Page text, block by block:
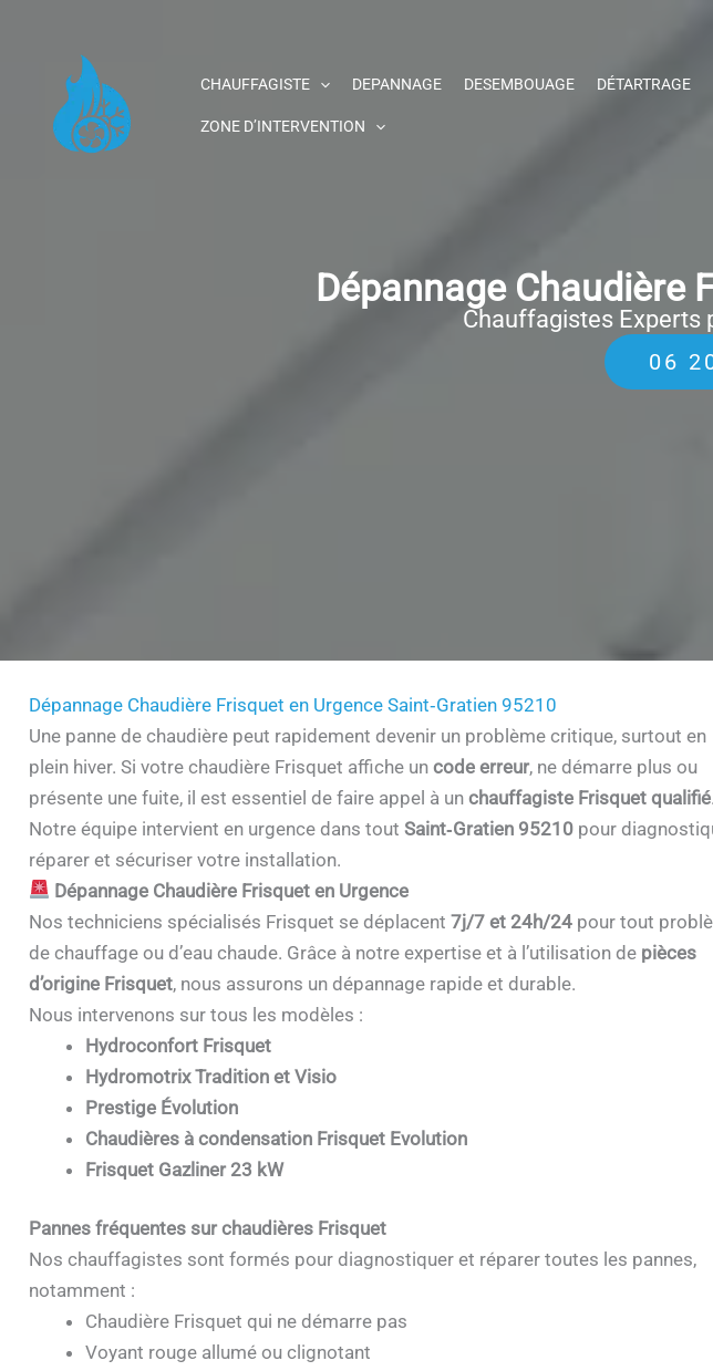
contenu
CHAUFFAGISTE DEPANNAGE DESEMBOUAGE DÉTARTRAGE
ZONE D’INTERVENTION
Dépannage Chaudière
Chauffagistes Experts
06
Dépannage Chaudière Frisquet en Urgence Saint‑Gratien 95210
Une panne de chaudière peut rapidement devenir un problème critique, surtout en
plein hiver. Si votre chaudière Frisquet affiche un code erreur, ne démarre plus ou
présente une fuite, il est essentiel de faire appel à un chauffagiste Frisquet qualifié.
Notre équipe intervient en urgence dans tout Saint‑Gratien 95210pour
réparer et sécuriser votre installation.
Dépannage Chaudière Frisquet en Urgence
Nos techniciens spécialisés Frisquet se déplacent 7j/7 et 24h/24pour tout
de chauffage ou d’eau chaude. Grâce à notre expertise et à l’utilisation de pièces
d’origine Frisquet, nous assurons un dépannage rapide et durable.
Nous intervenons sur tous les modèles :
Hydroconfort Frisquet
Hydromotrix Tradition et Visio
Prestige Évolution
Chaudières à condensation Frisquet Evolution
Frisquet Gazliner 23 kW
Pannes fréquentes sur chaudières Frisquet
Nos chauffagistes sont formés pour diagnostiquer et réparer toutes les pannes,
notamment :
Chaudière Frisquet qui ne démarre pas
Voyant rouge allumé ou clignotant